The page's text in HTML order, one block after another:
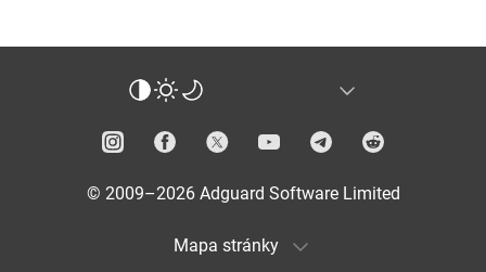
© 2009–2026 Adguard Software Limited
Mapa stránky